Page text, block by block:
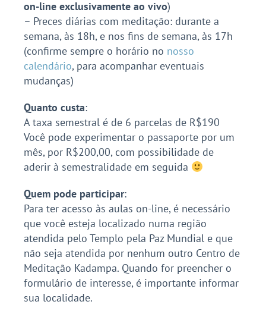
on-line exclusivamente ao vivo)
– Preces diárias com meditação: durante a
semana, às 18h, e nos fins de semana, às 17h
(confirme sempre o horário no nosso
calendário, para acompanhar eventuais
mudanças)
Quanto custa:
A taxa semestral é de 6 parcelas de R$190
Você pode experimentar o passaporte por um
mês, por R$200,00, com possibilidade de
aderir à semestralidade em seguida
Quem pode participar:
Para ter acesso às aulas on-line, é necessário
que você esteja localizado numa região
atendida pelo Templo pela Paz Mundial e que
não seja atendida por nenhum outro Centro de
Meditação Kadampa. Quando for preencher o
formulário de interesse, é importante informar
sua localidade.